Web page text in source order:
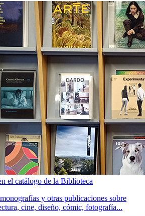
el catálogo de la Biblioteca
y otras publicaciones sobre
cine, diseño, cómic, fotografía...